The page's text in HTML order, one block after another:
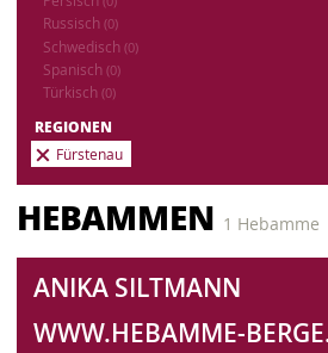
Russisch (0)
Schwedisch (0)
Spanisch (0)
Türkisch (0)
REGIONEN
Fürstenau
HEBAMMEN 1 Hebamme
ANIKA SILTMANN
WWW.HEBAMME-